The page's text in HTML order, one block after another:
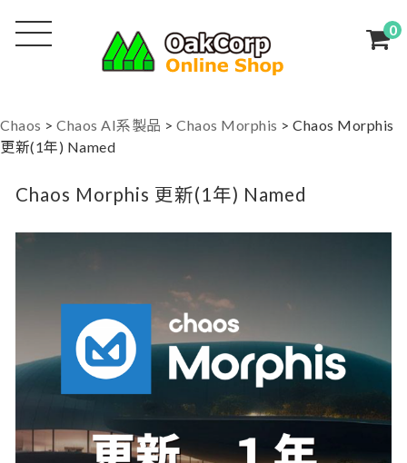
0
Chaos > Chaos AI系製品 > Chaos Morphis > Chaos Morphis
更新(1年) Named
Chaos Morphis 更新(1年) Named